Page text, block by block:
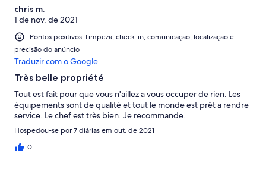
chris m.
1 de nov. de 2021
Pontos positivos: Limpeza, check-in, comunicação, localização e
precisão do anúncio
Traduzir com o Google
Très belle propriété
Tout est fait pour que vous n'aillez a vous occuper de rien. Les
équipements sont de qualité et tout le monde est prêt a rendre
service. Le chef est très bien. Je recommande.
Hospedou-se por 7 diárias em out. de 2021
0